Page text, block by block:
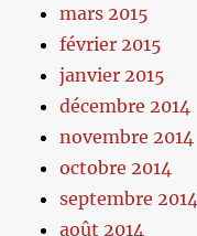
mars 2015
février 2015
janvier 2015
décembre 2014
novembre 2014
octobre 2014
septembre 2014
août 2014